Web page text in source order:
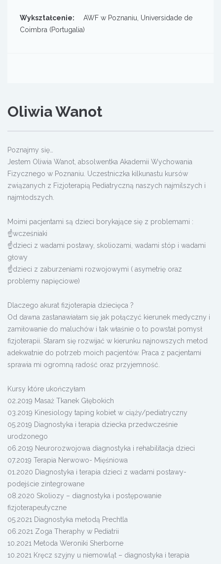
Wykształcenie:
AWF w Poznaniu, Universidade de
Coimbra (Portugalia)
Oliwia Wanot
Poznajmy się…
Jestem Oliwia Wanot, absolwentka Akademii Wychowania
Fizycznego w Poznaniu. Uczestniczka kilkunastu kursów
związanych z Fizjoterapią Pediatryczną naszych najmilszych i
najmłodszych.
Moimi pacjentami są dzieci borykające się z problemami :
☝wcześniaki
☝dzieci z wadami postawy, skoliozami, wadami stóp i wadami
głowy
☝dzieci z zaburzeniami rozwojowymi ( asymetrię oraz
problemy napięciowe)
Dlaczego akurat fizjoterapia dziecięca ?
Od dawna zastanawiałam się jak połączyć kierunek medyczny i
zamiłowanie do maluchów i tak właśnie o to powstał pomysł
fizjoterapii. Staram się rozwijać w kierunku najnowszych metod
adekwatnie do potrzeb moich pacjentów. Praca z pacjentami
sprawia mi ogromną radość oraz przyjemność.
Kursy które ukończyłam
02.2019 Masaż Tkanek Głębokich
03.2019 Kinesiology taping kobiet w ciąży/pediatryczny
05.2019 Diagnostyka i terapia dziecka przedwcześnie
urodzonego
06.2019 Neurorozwojowa diagnostyka i rehabilitacja dzieci
07.2019 Terapia Nerwowo- Mięśniowa
01.2020 Diagnostyka i terapia dzieci z wadami postawy-
podejście zintegrowane
08.2020 Skoliozy – diagnostyka i postępowanie
fizjoterapeutyczne
05.2021 Diagnostyka metodą Prechtla
06.2021 Zoga Theraphy w Pediatrii
10.2021 Metoda Weroniki Sherborne
10.2021 Kręcz szyjny u niemowląt – diagnostyka i terapia